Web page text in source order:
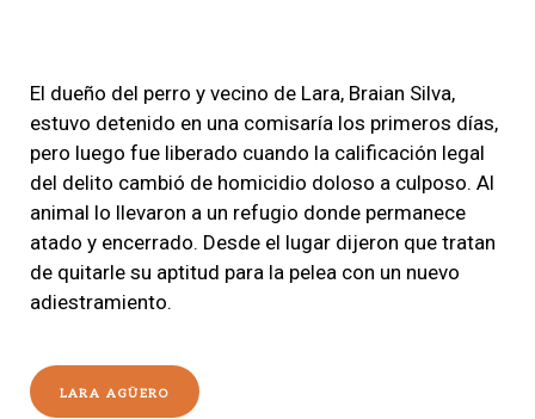
El dueño del perro y vecino de Lara, Braian Silva,
estuvo detenido en una comisaría los primeros días,
pero luego fue liberado cuando la calificación legal
del delito cambió de homicidio doloso a culposo. Al
animal lo llevaron a un refugio donde permanece
atado y encerrado. Desde el lugar dijeron que tratan
de quitarle su aptitud para la pelea con un nuevo
adiestramiento.
LARA AGÜERO